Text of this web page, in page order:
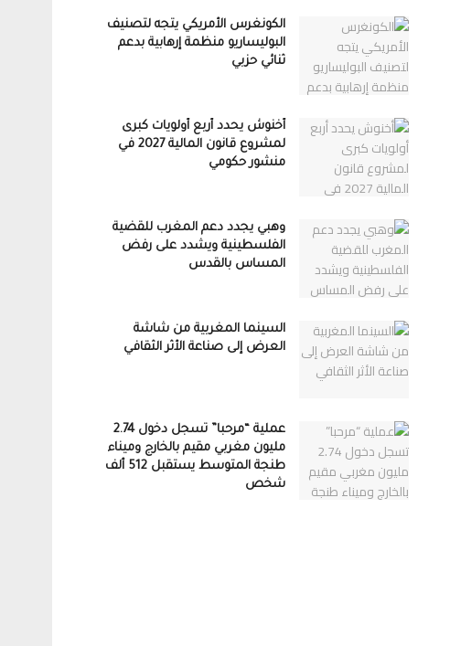
الكونغرس الأمريكي يتجه لتصنيف
البوليساريو منظمة إرهابية بدعم
ثنائي حزبي
أخنوش يحدد أربع أولويات كبرى
لمشروع قانون المالية 2027 في
منشور حكومي
وهبي يجدد دعم المغرب للقضية
الفلسطينية ويشدد على رفض
المساس بالقدس
السينما المغربية من شاشة
العرض إلى صناعة الأثر الثقافي
عملية “مرحبا” تسجل دخول 2.74
مليون مغربي مقيم بالخارج وميناء
طنجة المتوسط يستقبل 512 ألف
شخص